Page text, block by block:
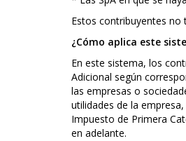
Estos contribuyentes no
¿Cómo aplica este
En este sistema, los
Adicional según
las empresas o
utilidades de la
Impuesto de Primera
en adelante.